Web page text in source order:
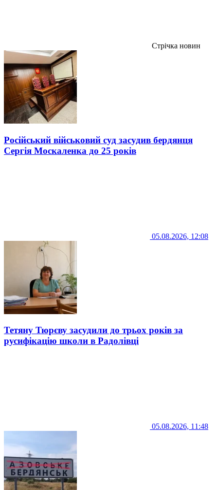
Стрічка новин
Російський військовий суд засудив бердянця
Сергія Москаленка до 25 років
05.08.2026, 12:08
Тетяну Тюрєву засудили до трьох років за
русифікацію школи в Радолівці
05.08.2026, 11:48